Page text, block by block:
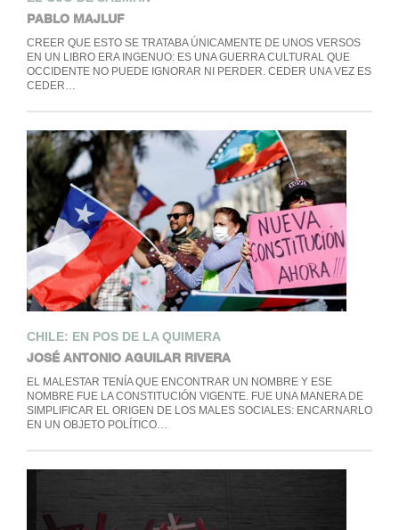
PABLO MAJLUF
CREER QUE ESTO SE TRATABA ÚNICAMENTE DE UNOS VERSOS
EN UN LIBRO ERA INGENUO: ES UNA GUERRA CULTURAL QUE
OCCIDENTE NO PUEDE IGNORAR NI PERDER. CEDER UNA VEZ ES
CEDER…
CHILE: EN POS DE LA QUIMERA
JOSÉ ANTONIO AGUILAR RIVERA
EL MALESTAR TENÍA QUE ENCONTRAR UN NOMBRE Y ESE
NOMBRE FUE LA CONSTITUCIÓN VIGENTE. FUE UNA MANERA DE
SIMPLIFICAR EL ORIGEN DE LOS MALES SOCIALES: ENCARNARLO
EN UN OBJETO POLÍTICO…